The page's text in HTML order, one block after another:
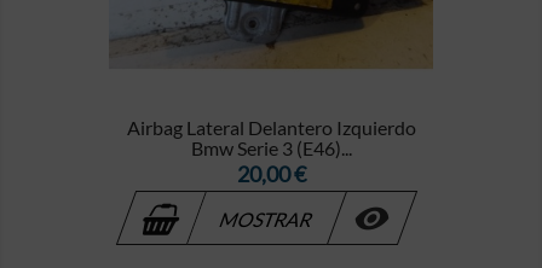
Airbag Lateral Delantero Izquierdo
Bmw Serie 3 (E46)...
Precio
20,00 €
MOSTRAR 